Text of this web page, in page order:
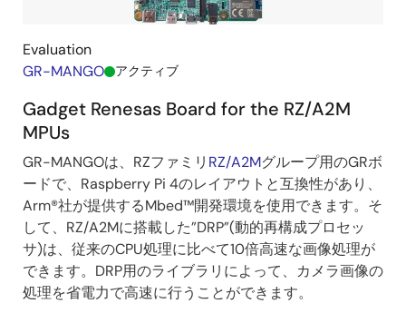
Evaluation
GR-MANGO
アクティブ
Gadget Renesas Board for the RZ/A2M
MPUs
GR-MANGOは、RZファミリ RZ/A2Mグループ用のGRボ
ードで、Raspberry Pi 4のレイアウトと互換性があり、
Arm®社が提供するMbed™開発環境を使用できます。そ
して、RZ/A2Mに搭載した”DRP”(動的再構成プロセッ
サ)は、従来のCPU処理に比べて10倍高速な画像処理が
できます。DRP用のライブラリによって、カメラ画像の
処理を省電力で高速に行うことができます。